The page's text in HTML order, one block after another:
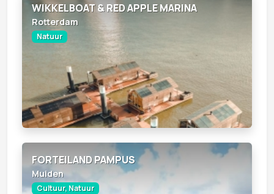
WIKKELBOAT & RED APPLE MARINA
Rotterdam
Natuur
FORTEILAND PAMPUS
Muiden
Cultuur, Natuur